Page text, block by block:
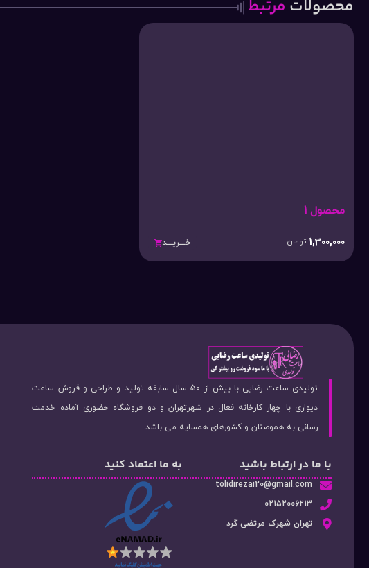
محصولات مرتبط
محصول 1
1,300,000 تومان خـــریـــد
تولیدی ساعت رضایی با بیش از 50 سال سابقه تولید و طراحی و فروش ساعت
دیواری با چهار کارخانه فعال در شهرتهران و دو فروشگاه حضوری آماده خدمت
رسانی به هموصنان و کشورهای همسایه می باشد
با ما در ارتباط باشید
tolidirezai20@gmail.com
02152006213
تهران شهرک مرتضی گرد
به ما اعتماد کنید